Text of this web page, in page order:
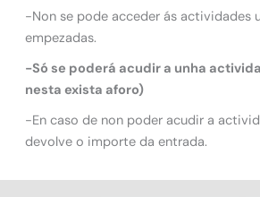
-Non se pode acceder ás actividades
empezadas.
-Só se poderá acudir a unha
nesta exista aforo)
-En caso de non poder acudir a
devolve o importe da entrada.